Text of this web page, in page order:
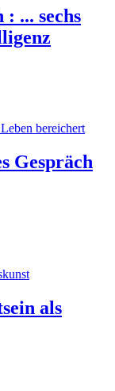
... sechs
Gespräch
als